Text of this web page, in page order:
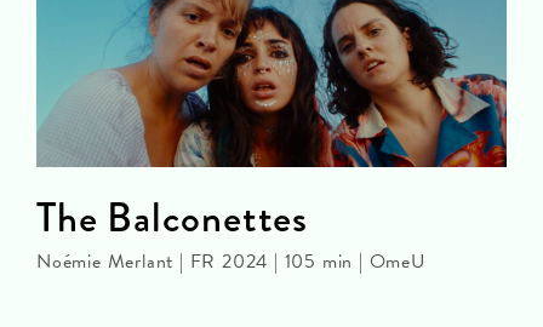
The Balconettes
Noémie Merlant | FR 2024 | 105 min | OmeU